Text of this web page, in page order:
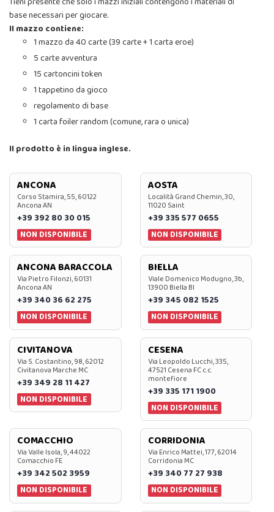
base necessari per giocare.
Il mazzo contiene:
1 mazzo da 40 carte (39 carte + 1 carta eroe)
5 carte avventura
15 cartoncini token
1 tappetino da gioco
regolamento di base
1 carta foiler random (comune, rara o unica)
Il prodotto è in lingua inglese.
ANCONA
Corso Stamira, 55, 60122
Ancona AN
+39 392 80 30 015
NON DISPONIBILE
AOSTA
Località Grand Chemin, 30,
11020 Saint
+39 335 577 0655
NON DISPONIBILE
ANCONA BARACCOLA
Via Pietro Filonzi, 60131
Ancona AN
+39 340 36 62 275
NON DISPONIBILE
BIELLA
Viale Domenico Modugno, 3b,
13900 Biella BI
+39 345 082 1525
NON DISPONIBILE
CIVITANOVA
Via S. Costantino, 98, 62012
Civitanova Marche MC
+39 349 28 11 427
NON DISPONIBILE
CESENA
Via Leopoldo Lucchi, 335,
47521 Cesena FC c.c.
montefiore
+39 335 171 1900
NON DISPONIBILE
COMACCHIO
Via Valle Isola, 9, 44022
Comacchio FE
+39 342 502 3959
NON DISPONIBILE
CORRIDONIA
Via Enrico Mattei, 177, 62014
Corridonia MC
+39 340 77 27 938
NON DISPONIBILE